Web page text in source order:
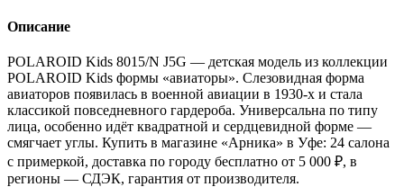
Описание
POLAROID Kids 8015/N J5G — детская модель из коллекции
POLAROID Kids формы «авиаторы». Слезовидная форма
авиаторов появилась в военной авиации в 1930-х и стала
классикой повседневного гардероба. Универсальна по типу
лица, особенно идёт квадратной и сердцевидной форме —
смягчает углы. Купить в магазине «Арника» в Уфе: 24 салона
с примеркой, доставка по городу бесплатно от 5 000 ₽, в
регионы — СДЭК, гарантия от производителя.